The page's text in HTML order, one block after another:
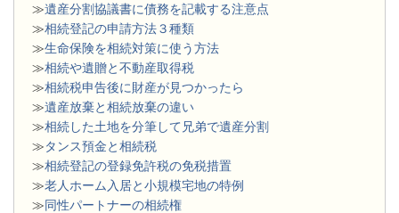
≫遺産分割協議書に債務を記載する注意点
≫相続登記の申請方法３種類
≫生命保険を相続対策に使う方法
≫相続や遺贈と不動産取得税
≫相続税申告後に財産が見つかったら
≫遺産放棄と相続放棄の違い
≫相続した土地を分筆して兄弟で遺産分割
≫タンス預金と相続税
≫相続登記の登録免許税の免税措置
≫老人ホーム入居と小規模宅地の特例
≫同性パートナーの相続権